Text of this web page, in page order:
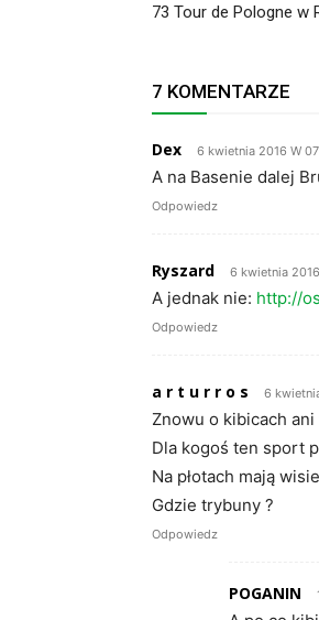
73 Tour de Pologne w
7 KOMENTARZE
Dex 6 kwietnia 2016 W
A na Basenie dalej
Odpowiedz
Ryszard 6 kwietnia
A jednak nie: http://
Odpowiedz
a r t u r r o s 6
Znowu o kibicach ani
Dla kogoś ten sport
Na płotach mają
Gdzie trybuny ?
Odpowiedz
POGANIN